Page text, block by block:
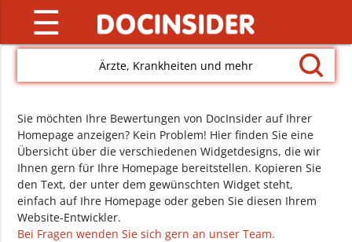
☰
Ärzte, Krankheiten und mehr
Sie möchten Ihre Bewertungen von DocInsider auf Ihrer
Homepage anzeigen? Kein Problem! Hier finden Sie eine
Übersicht über die verschiedenen Widgetdesigns, die wir
Ihnen gern für Ihre Homepage bereitstellen. Kopieren Sie
den Text, der unter dem gewünschten Widget steht,
einfach auf Ihre Homepage oder geben Sie diesen Ihrem
Website-Entwickler.
Bei Fragen wenden Sie sich gern an unser Team.